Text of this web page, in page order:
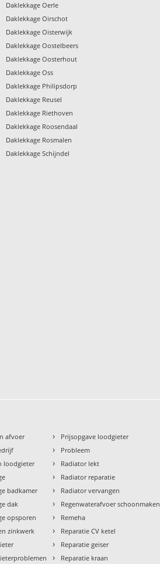
Daklekkage Oerle
Daklekkage Oirschot
Daklekkage Oisterwijk
Daklekkage Oostelbeers
Daklekkage Oosterhout
Daklekkage Oss
Daklekkage Philipsdorp
Daklekkage Reusel
Daklekkage Riethoven
Daklekkage Roosendaal
Daklekkage Rosmalen
Daklekkage Schijndel
afvoer
loodgieter
badkamer
dak
opsporen
zinkwerk
› Prijsopgave loodgieter
› Probleem
› Radiator lekt
› Radiator reparatie
› Radiator vervangen
› Regenwaterafvoer schoonmaken
› Remeha
› Reparatie CV ketel
› Reparatie geiser
› Reparatie kraan